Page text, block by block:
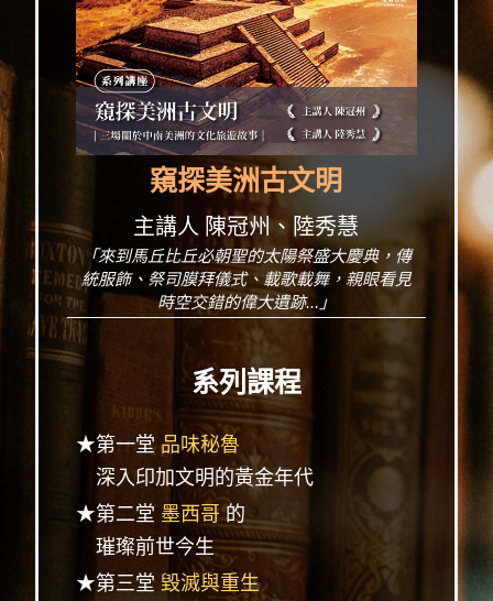
窺探美洲古文明
主講人 陳冠州、陸秀慧
「來到馬丘比丘必朝聖的太陽祭盛大慶典，傳
統服飾、祭司膜拜儀式、載歌載舞，親眼看見
時空交錯的偉大遺跡...」
系列課程
★第一堂 品味秘魯
深入印加文明的黃金年代
★第二堂 墨西哥的
璀璨前世今生
★第三堂 毀滅與重生